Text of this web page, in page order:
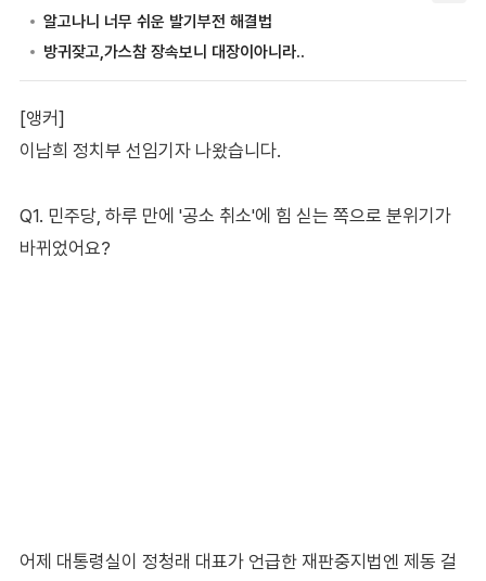
[앵커]
이남희 정치부 선임기자 나왔습니다.
Q1. 민주당, 하루 만에 '공소 취소'에 힘 싣는 쪽으로 분위기가
바뀌었어요?
어제 대통령실이 정청래 대표가 언급한 재판중지법엔 제동 걸